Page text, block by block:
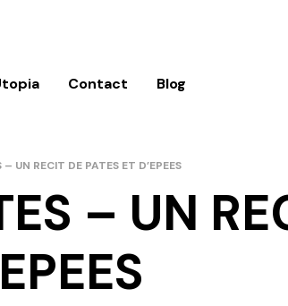
Contact Blog
UN RECIT DE PATES ET D’EPEES
– UN
Close